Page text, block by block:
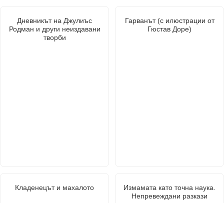
Дневникът на Джулиъс
Родман и други неиздавани
творби
Гарванът (с илюстрации от
Гюстав Доре)
Кладенецът и махалото
Измамата като точна наука.
Непревеждани разкази